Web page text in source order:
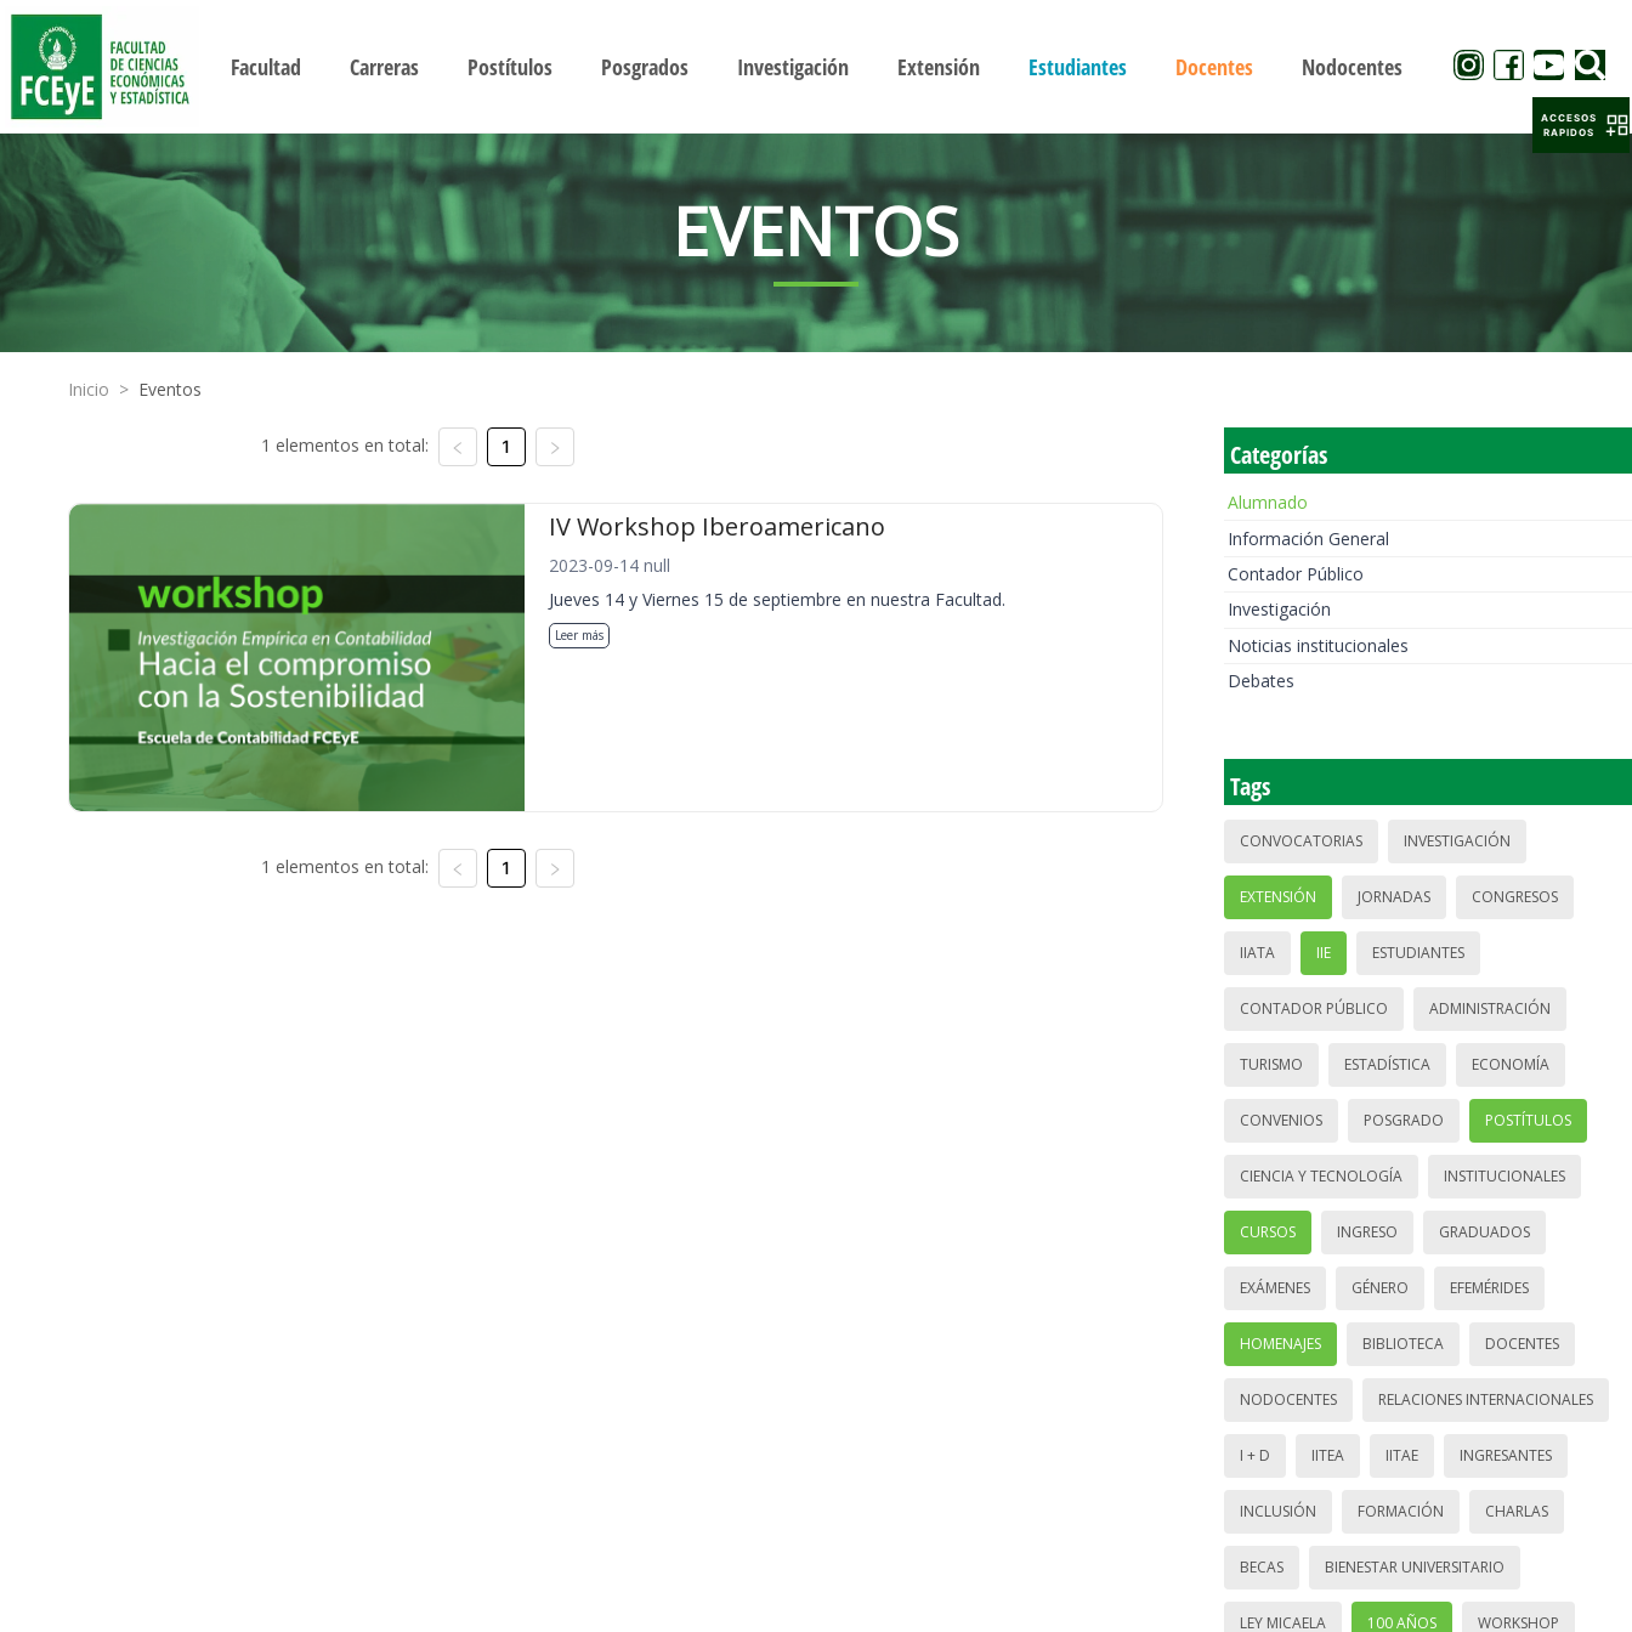
Facultad Carreras Postítulos Posgrados Investigación Extensión Estudiantes Docentes Nodocentes
EVENTOS
Inicio > Eventos
1 elementos en total: 1
IV Workshop Iberoamericano
2023-09-14 null
Jueves 14 y Viernes 15 de septiembre en nuestra Facultad.
Leer más
1 elementos en total: 1
Categorías
Alumnado
Información General
Contador Público
Investigación
Noticias institucionales
Debates
Tags
CONVOCATORIAS INVESTIGACIÓN
EXTENSIÓN JORNADAS CONGRESOS
IIATA IIE ESTUDIANTES
CONTADOR PÚBLICO ADMINISTRACIÓN
TURISMO ESTADÍSTICA ECONOMÍA
CONVENIOS POSGRADO POSTÍTULOS
CIENCIA Y TECNOLOGÍA INSTITUCIONALES
CURSOS INGRESO GRADUADOS
EXÁMENES GÉNERO EFEMÉRIDES
HOMENAJES BIBLIOTECA DOCENTES
NODOCENTES RELACIONES INTERNACIONALES
I + D IITEA IITAE INGRESANTES
INCLUSIÓN FORMACIÓN CHARLAS
BECAS BIENESTAR UNIVERSITARIO
LEY MICAELA 100 AÑOS WORKSHOP
ACCESOS
RAPIDOS